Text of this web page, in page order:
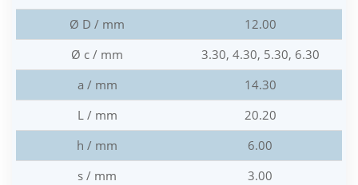
Ø D / mm
12.00
Ø c / mm
3.30, 4.30, 5.30, 6.30
a / mm
14.30
L / mm
20.20
h / mm
6.00
s / mm
3.00